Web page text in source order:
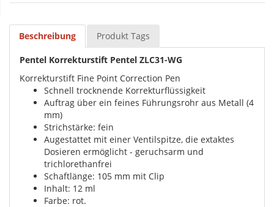
Beschreibung Produkt Tags
Pentel Korrekturstift Pentel ZLC31-WG
Korrekturstift Fine Point Correction Pen
Schnell trocknende Korrekturflüssigkeit
Auftrag über ein feines Führungsrohr aus Metall (4
mm)
Strichstärke: fein
Augestattet mit einer Ventilspitze, die extaktes
Dosieren ermöglicht - geruchsarm und
trichlorethanfrei
Schaftlänge: 105 mm mit Clip
Inhalt: 12 ml
Farbe: rot.